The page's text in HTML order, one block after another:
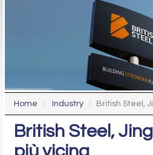
Home Industry British Steel,
British Steel,
più vicina